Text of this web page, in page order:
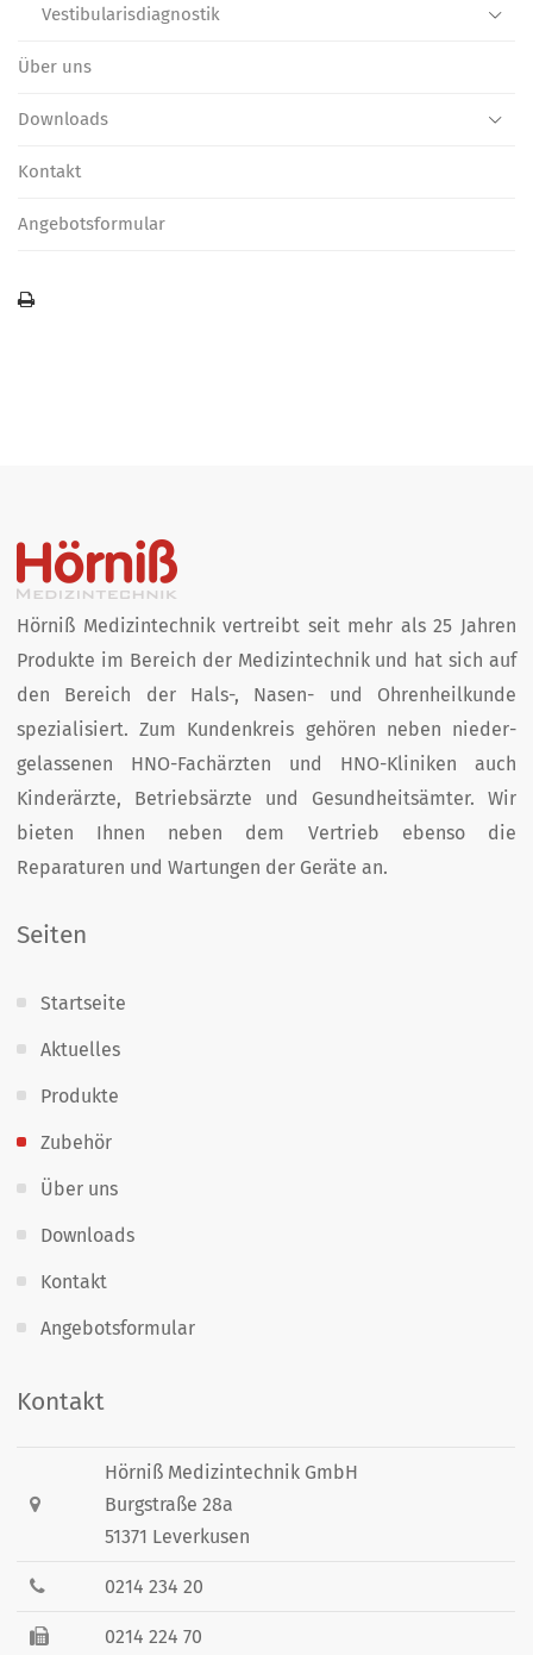
Vestibularis­diagnostik
Über uns
Downloads
Kontakt
Angebotsformular
Hörniß Medizintechnik vertreibt seit mehr als 25 Jahren
Produkte im Bereich der Medizin­technik und hat sich auf
den Bereich der Hals-, Nasen- und Ohren­heil­kunde
spezialisiert. Zum Kunden­kreis­ gehören neben nieder­
gelassenen HNO-Fachärzten und HNO-Kliniken auch
Kinder­ärzte, Betriebs­ärzte und Gesund­heits­ämter. Wir
bieten Ihnen neben dem Vertrieb ebenso die
Reparaturen und Wartungen der Geräte an.
Seiten
Startseite
Aktuelles
Produkte
Zubehör
Über uns
Downloads
Kontakt
Angebotsformular
Kontakt
Hörniß Medizintechnik GmbH
Burgstraße 28a
51371 Leverkusen
0214 234 20
0214 224 70